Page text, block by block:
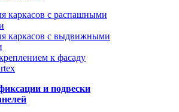
каркасов с распашными
каркасов с выдвижными
к фасаду
и подвески